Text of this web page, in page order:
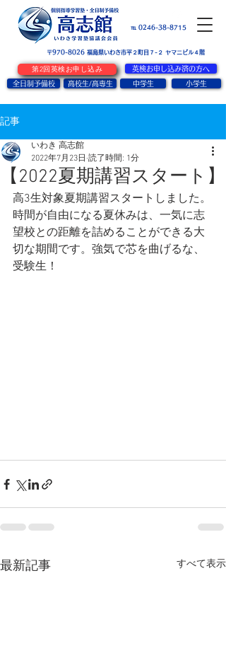
℡ 0246-38-8715
〒970-8026 ​福島県いわき市平２町目７-２ ヤマニビル４階
全日制予備校 高校生/高専生 中学生 小学生
英検お申し込み済の方へ
第2回英検お申し込み
記事
【2022夏期講習スタート】
いわき 高志館
2022年7月23日 読了時間: 1分
高3生対象夏期講習スタートしました。
時間が自由になる夏休みは、一気に志
望校との距離を詰めることができる大
切な期間です。強気で芯を曲げるな、
受験生！
最新記事 すべて表示